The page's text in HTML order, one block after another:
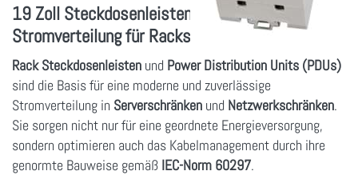
19 Zoll Steckdosenleisten – Effiziente
Stromverteilung für Racks
Rack Steckdosenleisten und Power Distribution Units (PDUs)
sind die Basis für eine moderne und zuverlässige
Stromverteilung in Serverschränken und Netzwerkschränken.
Sie sorgen nicht nur für eine geordnete Energieversorgung,
sondern optimieren auch das Kabelmanagement durch ihre
genormte Bauweise gemäß IEC-Norm 60297.